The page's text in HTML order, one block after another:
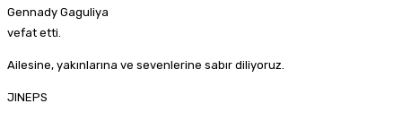
Gennady Gaguliya
vefat etti.
Ailesine, yakınlarına ve sevenlerine sabır diliyoruz.
JINEPS